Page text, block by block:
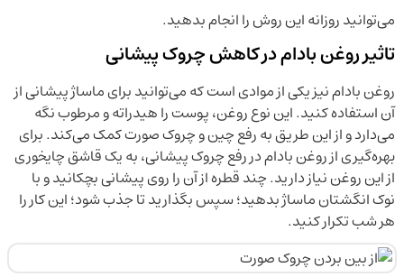
می‌توانید روزانه این روش را انجام بدهید.
تاثیر روغن بادام در کاهش چروک پیشانی
روغن بادام نیز یکی از موادی است که می‌توانید برای ماساژ پیشانی از
آن استفاده کنید. این نوع روغن، پوست را هیدراته و مرطوب نگه
می‌دارد و از این طریق به رفع چین و چروک صورت کمک می‌کند. برای
بهره‌گیری از روغن بادام در رفع چروک پیشانی، به یک قاشق چایخوری
از این روغن نیاز دارید. چند قطره از آن را روی پیشانی بچکانید و با
نوک انگشتان ماساژ بدهید؛ سپس بگذارید تا جذب شود؛ این کار را
هر شب تکرار کنید.